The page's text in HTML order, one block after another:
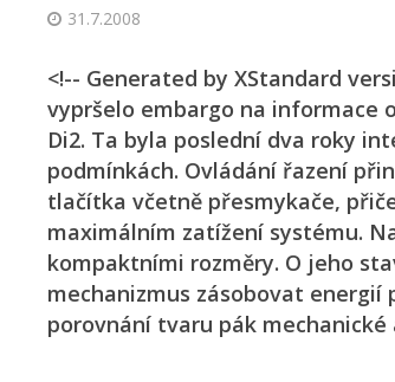
31.7.2008
<!-- Generated by XStandard
vypršelo embargo na informace
Di2. Ta byla poslední dva roky
podmínkách. Ovládání řazení
tlačítka včetně přesmykače,
maximálním zatížení systému.
kompaktními rozměry. O jeho
mechanizmus zásobovat
porovnání tvaru pák